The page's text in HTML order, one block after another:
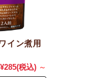
イン煮用
¥285(税込) ～